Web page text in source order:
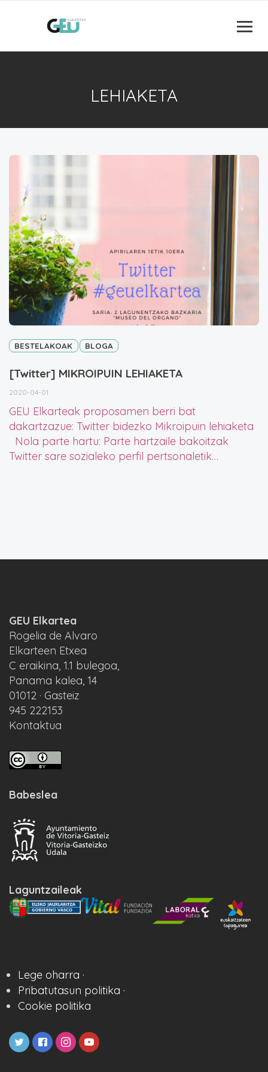
LEHIAKETA
BESTELAKOAK BLOGA
[Twitter] MIKROIPUIN LEHIAKETA
2020-04-01
GEU Elkarteak proposamen berri bat
dakartzazue: Twitter bidezko Mikroipuin lehiaketa
Nola parte hartu: Parte hartzaile bakoitzak
Twitter sare sozialeko perfil pertsonaletik…
GEU Elkartea
Rogelia de Alvaro
Elkarteen Etxea
C eraikina, 1.1 bulegoa,
Panama kalea, 14
01012 · Gasteiz
945 222153
Kontaktua
Babeslea
Laguntzaileak
Lege oharra ·
Pribatutasun politika ·
Cookie politika